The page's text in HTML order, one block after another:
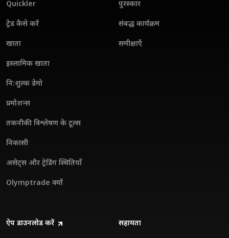
अनुभव को बेहतर बनाएं।
Quickler
ट्रेड कैसे करें
खाता
इस्लामिक खाता
नि:शुल्क डेमो
प्रमोशन्स
तकनीकी विश्लेषण के टूल्स
निकासी
असेट्स और ट्रेडिंग स्थितियाँ
Olymptrade क्यों
पुरस्कार
संबद्ध कार्यक्रम
समीक्षाएँ
ऐप डाउनलोड करें सहायता